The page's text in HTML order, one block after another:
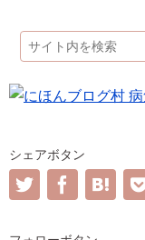
シェアボタン